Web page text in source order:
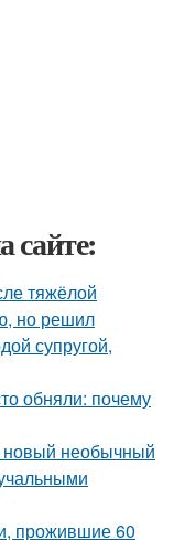
сайте:
тяжёлой
но решил
супругой,
обняли: почему
новый необычный
прожившие 60